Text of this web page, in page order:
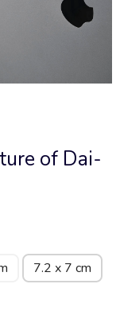
of Dai-
7.2 x 7 cm